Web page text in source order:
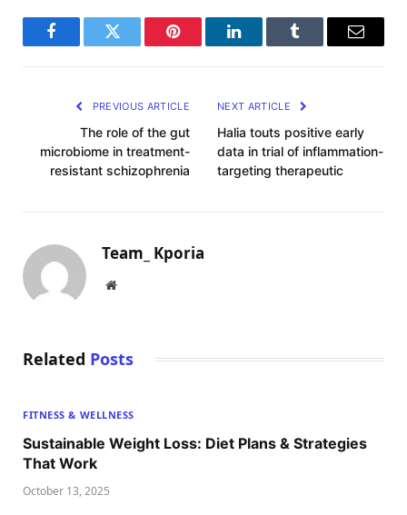
FacebookTwitter Pinterest LinkedInTumblr Email
PREVIOUS ARTICLE
The role of the gut
microbiome in treatment-
resistant schizophrenia
NEXT ARTICLE
Halia touts positive early
data in trial of inflammation-
targeting therapeutic
Team_ Kporia
Website
Related Posts
FITNESS & WELLNESS
Sustainable Weight Loss: Diet Plans & Strategies
That Work
October 13, 2025